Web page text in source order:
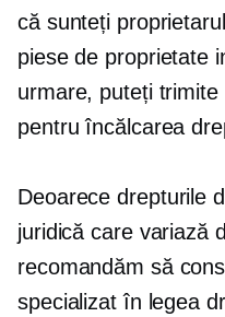
că sunteți
piese de proprietate
urmare, puteți
pentru încălcarea
Deoarece drepturile
juridică care variază
recomandăm să
specializat în legea